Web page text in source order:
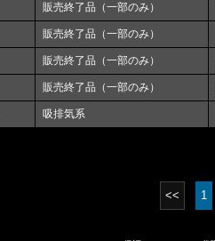
販売終了品（一部のみ）
販売終了品（一部のみ）
販売終了品（一部のみ）
販売終了品（一部のみ）
吸排気系
<< 1